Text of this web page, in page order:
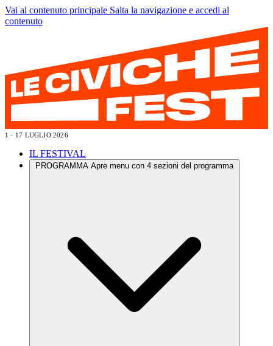
Vai al contenuto principale Salta la navigazione e accedi al
contenuto
1 - 17 LUGLIO 2026
IL FESTIVAL
PROGRAMMA Apre menu con 4 sezioni del programma